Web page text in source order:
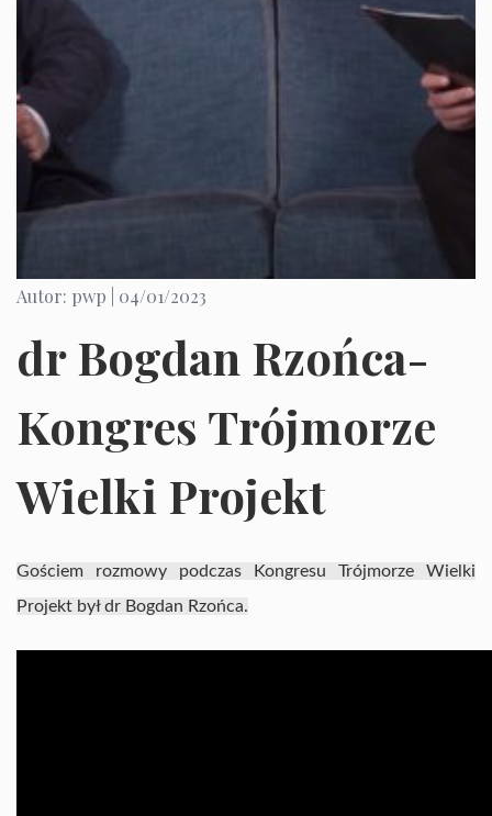
Autor: pwp | 04/01/2023
dr Bogdan Rzońca-
Kongres Trójmorze
Wielki Projekt
Gościem rozmowy podczas Kongresu Trójmorze Wielki
Projekt był dr Bogdan Rzońca.